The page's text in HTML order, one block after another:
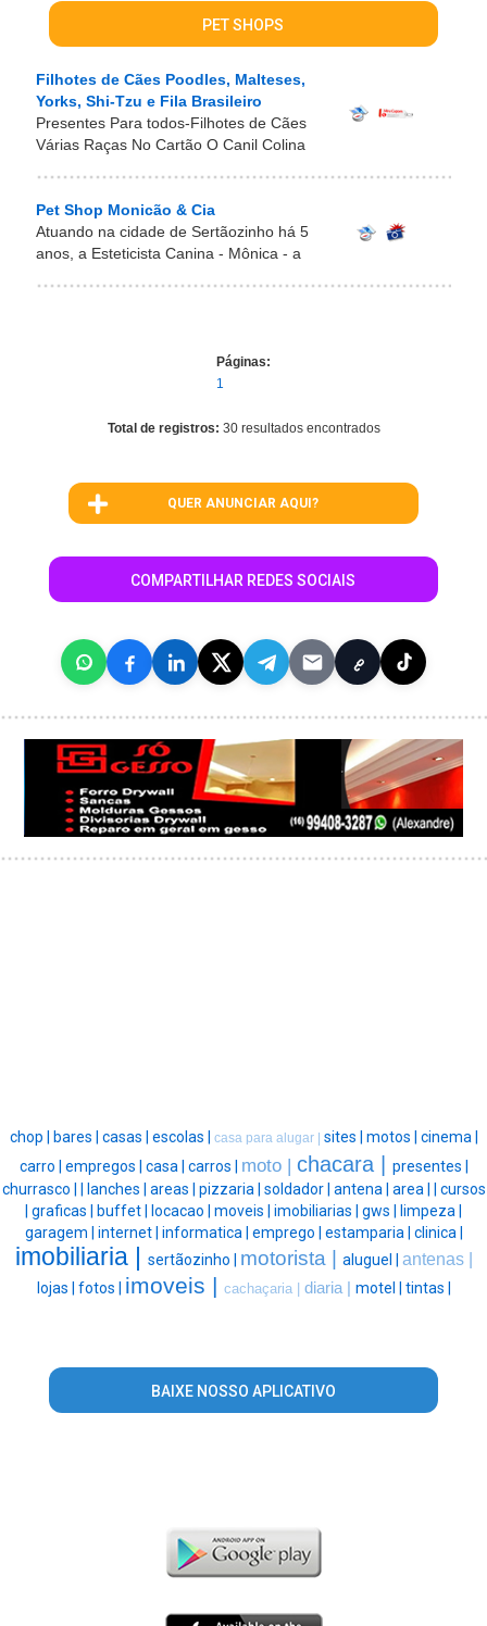
PET SHOPS
Filhotes de Cães Poodles, Malteses,
Yorks, Shi-Tzu e Fila Brasileiro
Presentes Para todos-Filhotes de Cães
Várias Raças No Cartão O Canil Colina
Pet Shop Monicão & Cia
Atuando na cidade de Sertãozinho há 5
anos, a Esteticista Canina - Mônica - a
Páginas:
1
Total de registros: 30 resultados encontrados
QUER ANUNCIAR AQUI?
COMPARTILHAR REDES SOCIAIS
chop | bares | casas | escolas | casa para alugar | sites | motos | cinema |
carro | empregos | casa | carros | moto | chacara | presentes |
churrasco | | lanches | areas | pizzaria | soldador | antena | area | | cursos
| graficas | buffet | locacao | moveis | imobiliarias | gws | limpeza |
garagem | internet | informatica | emprego | estamparia | clinica |
imobiliaria | sertãozinho | motorista | aluguel | antenas |
lojas | fotos | imoveis | cachaçaria | diaria | motel | tintas |
BAIXE NOSSO APLICATIVO